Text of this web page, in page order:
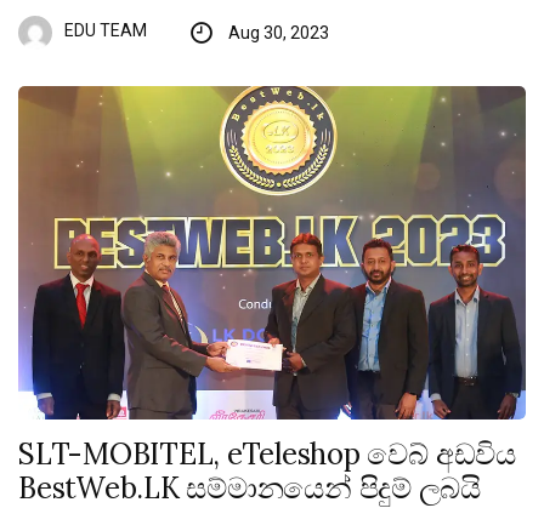
EDU TEAM Aug 30, 2023
SLT-MOBITEL, eTeleshop වෙබ් අඩවිය
BestWeb.LK සම්මානයෙන් පිදුම් ලබයි